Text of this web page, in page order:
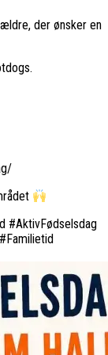
der ønsker en
#AktivFødselsdag